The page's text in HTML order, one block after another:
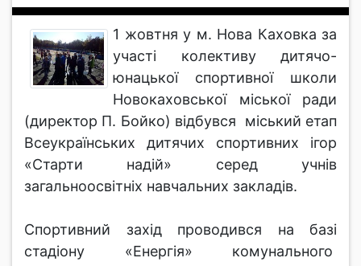
1 жовтня у м. Нова Каховка за
участі колективу дитячо-
юнацької спортивної школи
Новокаховської міської ради
(директор П. Бойко) відбувся міський етап
Всеукраїнських дитячих спортивних ігор
«Старти надій» серед учнів
загальноосвітніх навчальних закладів.
Спортивний захід проводився на базі
стадіону «Енергія» комунального